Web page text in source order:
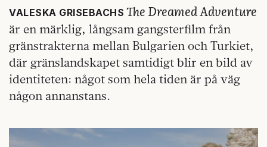
VALESKA GRISEBACHS The Dreamed Adventure
är en märklig, långsam gangsterfilm från
gränstrakterna mellan Bulgarien och Turkiet,
där gränslandskapet samtidigt blir en bild av
identiteten: något som hela tiden är på väg
någon annanstans.